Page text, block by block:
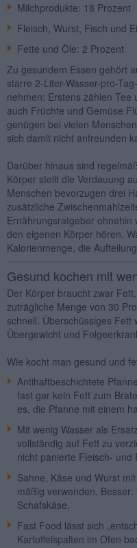
Milchprodukte: 18 Prozent
Fleisch, Wurst, Fisch und
Fette und Öle: 2 Prozent
Zu gesundem Essen gehört
starre 2-Liter-Wasser-pro-
nehmen: Erstens zählen Tee
auch Früchte und Gemüse
genügen bei vielen
sich damit nicht anfreunden
Darüber hinaus sind
Körper stellt die Verdauung
Menschen bevorzugen drei
zusätzliche
Ernährungsratgeber
den eigenen Körper hören.
Kalorienmenge, die
Gesund kochen mit
Der Körper braucht zwar
zuträgliche Menge von 30
schnell. Überschüssiges
Übergewicht und
Wie kocht man gesund und
Antihaftbeschichtete
fast gar kein Fett zum
es, die Pfanne mit einem
Mit wenig Wasser als
vollständig auf Fett zu
nicht panierte Fleisch- und
Sahne, Käse und Wurst
mäßig verwenden.
Schafskäse.
Fast Food lässt sich
Kartoffelspalten im Ofen